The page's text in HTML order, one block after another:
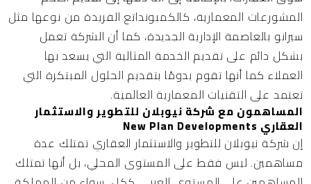
المشورعات المعمارية، كالكمبونداتع الفريدة من نوعها مثل
سيرانو بالعاصمة الإدارية الجديدة، كما أن الشركة تعمل
بشكل دائم على تقديم الخدمة المثالية التي يسعد بها
العملاء كما أنها تقوم بدومًا بتقديم الحلول المبتكرة التي
تعتمد على التقنيات المعمارية العالمية.
المساهمون مع شركة نيوبلان للتطوير والاستثمار
العقاري New Plan Developments
إن شركة نيوبلان للتطوير والاستثمار العقاري تمتلك عدة
مساهمين. ليس فقط على المستوى المحلي، بل أنها تمتلك